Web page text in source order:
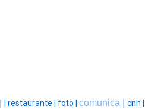
restaurante | foto | comunica | cnh |